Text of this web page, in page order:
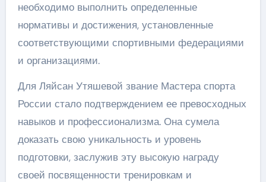
необходимо выполнить определенные
нормативы и достижения, установленные
соответствующими спортивными федерациями
и организациями.
Для Ляйсан Утяшевой звание Мастера спорта
России стало подтверждением ее превосходных
навыков и профессионализма. Она сумела
доказать свою уникальность и уровень
подготовки, заслужив эту высокую награду
своей посвященности тренировкам и